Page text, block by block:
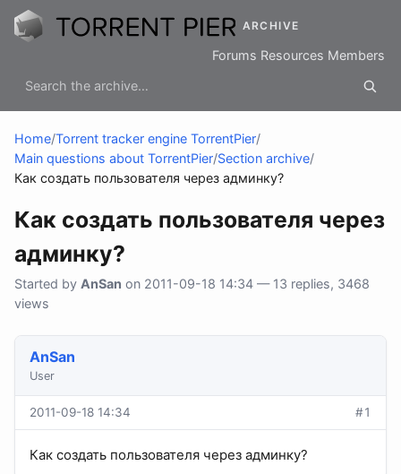
ARCHIVE
Forums Resources Members
Home/Torrent tracker engine TorrentPier/
Main questions about TorrentPier/Section archive/
Как создать пользователя через админку?
Как создать пользователя через
админку?
Started by AnSan on 2011-09-18 14:34 — 13 replies, 3468
views
AnSan
User
2011-09-18 14:34 #1
Как создать пользователя через админку?